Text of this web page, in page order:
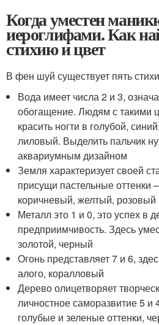
Когда уместен
иероглифами. Как
стихию и цвет
В фен шуй существует пять
Вода имеет числа 2 и 3,
обогащение. Людям с такими
красить ногти в голубой,
лиловый. Выделить пальчик
аквариумным дизайном
Земля характеризует своей
присущи пастельные
коричневый, желтый, розовый
Металл это 1 и 0, это успех в
предприимчивость. Здесь
золотой, черный
Огонь представляет 7 и 6,
алого, коралловый
Дерево олицетворяет
личностное саморазвитие 5 и
голубые и зеленые оттенки,